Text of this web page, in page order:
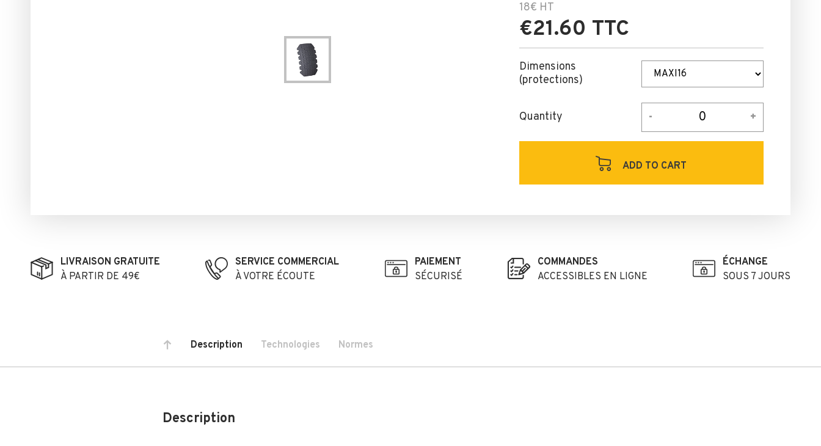
18€ HT
€21.60 TTC
Dimensions
(protections)
Quantity
ADD TO CART
LIVRAISON GRATUITE
À PARTIR DE 49€
SERVICE COMMERCIAL
À VOTRE ÉCOUTE
PAIEMENT
SÉCURISÉ
COMMANDES
ACCESSIBLES EN LIGNE
ÉCHANGE
SOUS 7 JOURS
Description Technologies Normes
Description